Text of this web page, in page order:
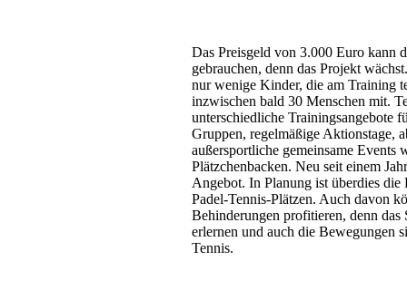
Das Preisgeld von 3.000 Euro kann
gebrauchen, denn das Projekt
nur wenige Kinder, die am Training
inzwischen bald 30 Menschen mit.
unterschiedliche Trainingsangebote
Gruppen, regelmäßige Aktionstage,
außersportliche gemeinsame Events
Plätzchenbacken. Neu seit einem
Angebot. In Planung ist überdies
Padel-Tennis-Plätzen. Auch davon
Behinderungen profitieren, denn
erlernen und auch die Bewegungen
Tennis.